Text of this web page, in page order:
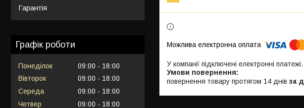
У компанії підключені електронні
повернення товару протягом 14 днів за
Гарантія
Графік роботи
Понеділок 09:00
18:00
Вівторок
09:00
18:00
Середа
09:00
18:00
Четвер
09:00
18:00